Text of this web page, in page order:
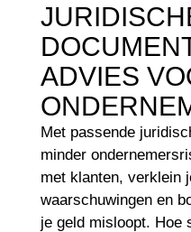
ADVIES
Met passende
minder
met klanten, verklein
waarschuwingen en
je geld misloopt. Hoe